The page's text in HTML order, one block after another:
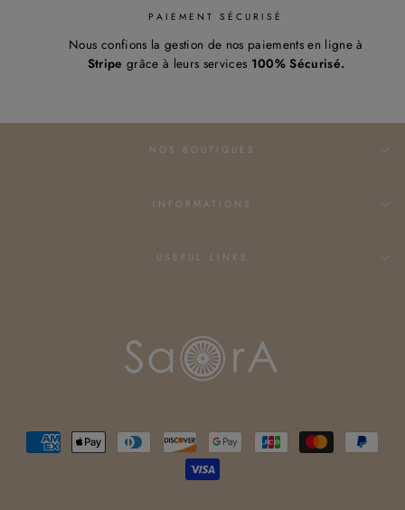
PAIEMENT SÉCURISÉ
Nous confions la gestion de nos paiements en ligne à
Stripe grâce à leurs services 100% Sécurisé.
NOS BOUTIQUES
INFORMATIONS
USEFUL LINKS